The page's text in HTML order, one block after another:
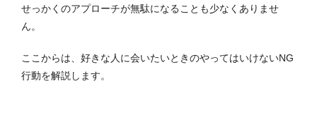
せっかくのアプローチが無駄になることも少なくありませ
ん。
ここからは、好きな人に会いたいときのやってはいけないNG
行動を解説します。